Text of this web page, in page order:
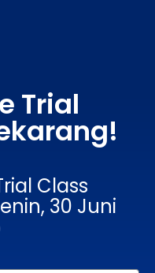
Trial
Class
30 Juni